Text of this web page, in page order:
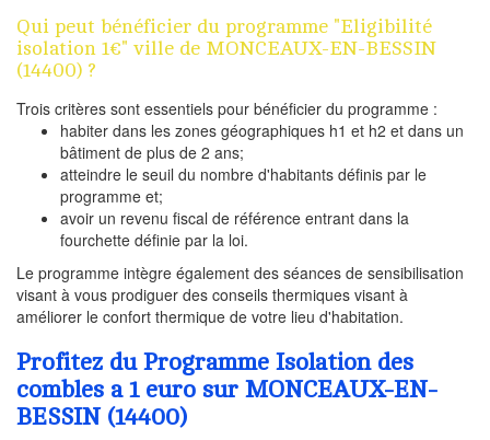
Qui peut bénéficier du programme "Eligibilité
isolation 1€" ville de MONCEAUX-EN-BESSIN
(14400) ?
Trois critères sont essentiels pour bénéficier du programme :
habiter dans les zones géographiques h1 et h2 et dans un
bâtiment de plus de 2 ans;
atteindre le seuil du nombre d'habitants définis par le
programme et;
avoir un revenu fiscal de référence entrant dans la
fourchette définie par la loi.
Le programme intègre également des séances de sensibilisation
visant à vous prodiguer des conseils thermiques visant à
améliorer le confort thermique de votre lieu d'habitation.
Profitez du Programme Isolation des
combles a 1 euro sur MONCEAUX-EN-
BESSIN (14400)